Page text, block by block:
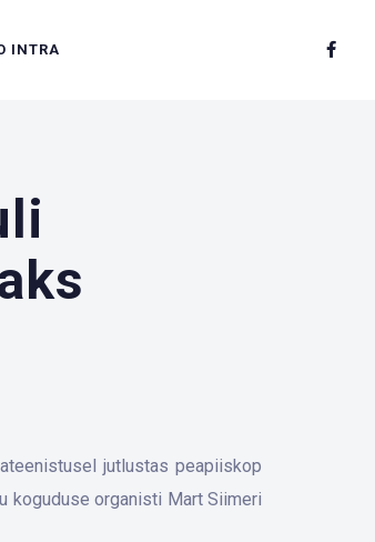
INTRA
jutlustas peapiiskop
koguduse organisti Mart Siimeri